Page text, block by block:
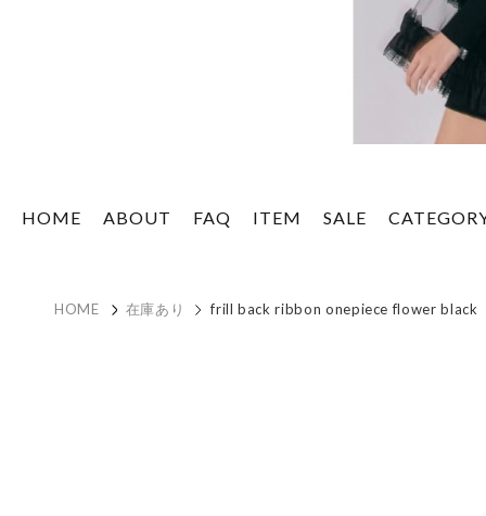
HOME ABOUT FAQ ITEM SALE
HOME 在庫あり frill back ribbon onepiece flower black